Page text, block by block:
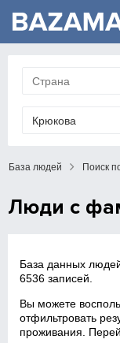
База людей Поиск
Люди с
База данных
6536 записей.
Вы можете
отфильтровать
проживания.